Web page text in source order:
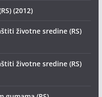
(2012)
životne sredine (RS)
životne sredine (RS)